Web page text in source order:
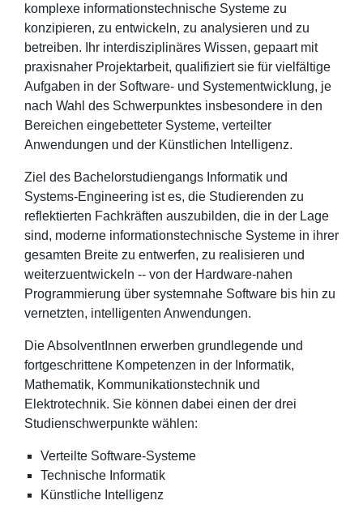
komplexe informationstechnische Systeme zu
konzipieren, zu entwickeln, zu analysieren und zu
betreiben. Ihr interdisziplinäres Wissen, gepaart mit
praxisnaher Projektarbeit, qualifiziert sie für vielfältige
Aufgaben in der Software- und Systementwicklung, je
nach Wahl des Schwerpunktes insbesondere in den
Bereichen eingebetteter Systeme, verteilter
Anwendungen und der Künstlichen Intelligenz.
Ziel des Bachelorstudiengangs Informatik und
Systems-Engineering ist es, die Studierenden zu
reflektierten Fachkräften auszubilden, die in der Lage
sind, moderne informationstechnische Systeme in ihrer
gesamten Breite zu entwerfen, zu realisieren und
weiterzuentwickeln -- von der Hardware-nahen
Programmierung über systemnahe Software bis hin zu
vernetzten, intelligenten Anwendungen.
Die AbsolventInnen erwerben grundlegende und
fortgeschrittene Kompetenzen in der Informatik,
Mathematik, Kommunikationstechnik und
Elektrotechnik. Sie können dabei einen der drei
Studienschwerpunkte wählen:
Verteilte Software-Systeme
Technische Informatik
Künstliche Intelligenz